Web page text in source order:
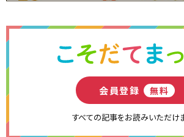
会員登録 無料
すべての記事をお読みいただけ